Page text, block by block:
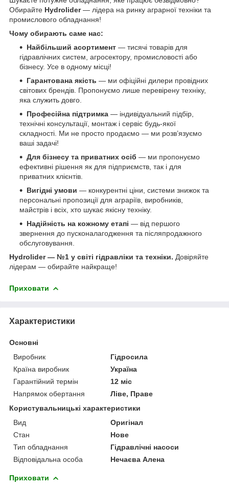
Обирайте Hydrolider— лідера на ринку аграрної техніки та
промислового обладнання!
Чому обирають саме нас:
Найбільший асортимент — тисячі товарів для
гідравлічних систем, агросектору, промисловості або
бізнесу. Усе в одному місці!
Гарантована якість — ми офіційні дилери провідних
світових брендів. Пропонуємо лише перевірену техніку,
яка служить довго.
Професійна підтримка — індивідуальний підбір,
технічні консультації, монтаж і сервіс будь-якої
складності. Ми не просто продаємо — ми розв’язуємо
ваші задачі!
Для бізнесу та приватних осіб — ми пропонуємо
ефективні рішення як для підприємств, так і для
приватних клієнтів.
Вигідні умови — конкурентні ціни, системи знижок та
персональні пропозиції для аграріїв, виробників,
майстрів і всіх, хто шукає якісну техніку.
Надійність на кожному етапі — від першого
звернення до пусконалагодження та післяпродажного
обслуговування.
Hydrolider — №1 у світі гідравліки та техніки. Довіряйте
лідерам — обирайте найкраще!
Приховати
Характеристики
Основні
Виробник
Гідросила
Країна виробник
Україна
Гарантійний термін
12 міс
Напрямок обертання
Ліве, Праве
Користувальницькі характеристики
Вид
Оригінал
Стан
Нове
Тип обладнання
Гідравлічні насоси
Відповідальна особа
Нечаєва Алена
Приховати